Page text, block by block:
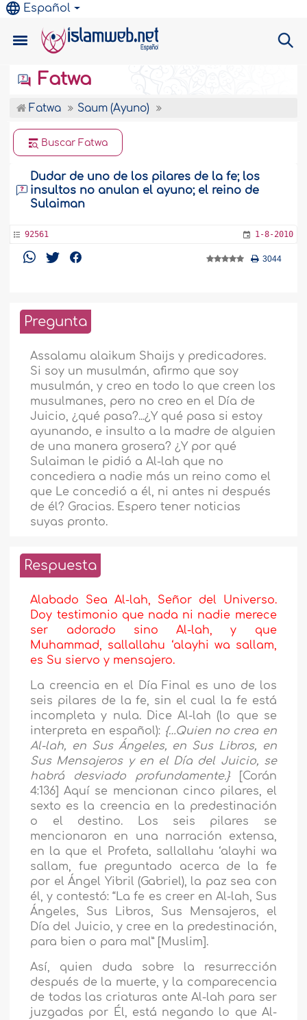
Español
Fatwa
Fatwa Saum (Ayuno)
Buscar Fatwa
Dudar de uno de los pilares de la fe; los
insultos no anulan el ayuno; el reino de
Sulaiman
92561 1-8-2010
3044
Pregunta
Assalamu alaikum Shaijs y predicadores.
Si soy un musulmán, afirmo que soy
musulmán, y creo en todo lo que creen los
musulmanes, pero no creo en el Día de
Juicio, ¿qué pasa?...¿Y qué pasa si estoy
ayunando, e insulto a la madre de alguien
de una manera grosera? ¿Y por qué
Sulaiman le pidió a Al-lah que no
concediera a nadie más un reino como el
que Le concedió a él, ni antes ni después
de él? Gracias. Espero tener noticias
suyas pronto.
Respuesta
Alabado Sea Al-lah, Señor del Universo.
Doy testimonio que nada ni nadie merece
ser adorado sino Al-lah, y que
Muhammad, sallallahu ‘alayhi wa sallam,
es Su siervo y mensajero.
La creencia en el Día Final es uno de los
seis pilares de la fe, sin el cual la fe está
incompleta y nula. Dice Al-lah (lo que se
interpreta en español): {…Quien no crea en
Al-lah, en Sus Ángeles, en Sus Libros, en
Sus Mensajeros y en el Día del Juicio, se
habrá desviado profundamente.}
[Corán
4:136] Aquí se mencionan cinco pilares, el
sexto es la creencia en la predestinación
o el destino. Los seis pilares se
mencionaron en una narración extensa,
en la que el Profeta, sallallahu ‘alayhi wa
sallam, fue preguntado acerca de la fe
por el Ángel Yibril (Gabriel), la paz sea con
él, y contestó: “La fe es creer en Al-lah, Sus
Ángeles, Sus Libros, Sus Mensajeros, el
Día del Juicio, y cree en la predestinación,
para bien o para mal” [Muslim].
Así, quien duda sobre la resurrección
después de la muerte, y la comparecencia
de todas las criaturas ante Al-lah para ser
juzgadas por Él, está negando lo que Al-